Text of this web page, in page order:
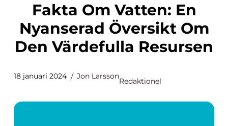
Fakta Om Vatten: En
Nyanserad Översikt Om
Den Värdefulla Resursen
18 januari 2024 Jon Larsson
Redaktionel